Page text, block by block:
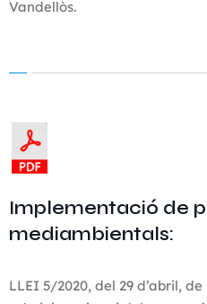
Vandellòs.
Implementació de
mediambientals:
LLEI 5/2020, del 29 d’abril,